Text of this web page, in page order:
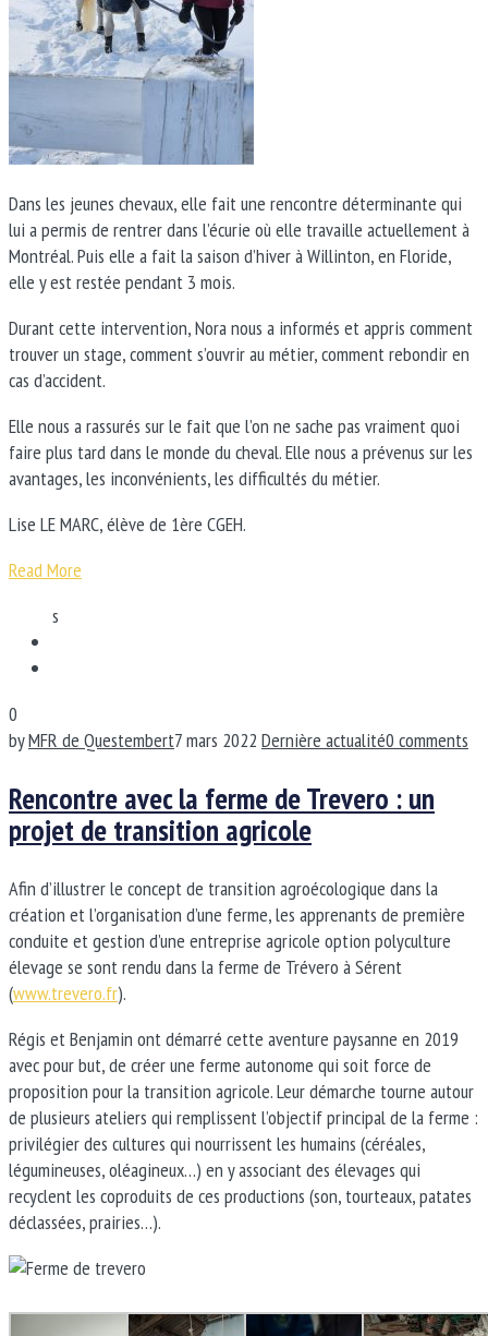
Dans les jeunes chevaux, elle fait une rencontre déterminante qui
lui a permis de rentrer dans l’écurie où elle travaille actuellement à
Montréal. Puis elle a fait la saison d’hiver à Willinton, en Floride,
elle y est restée pendant 3 mois.
Durant cette intervention, Nora nous a informés et appris comment
trouver un stage, comment s’ouvrir au métier, comment rebondir en
cas d’accident.
Elle nous a rassurés sur le fait que l’on ne sache pas vraiment quoi
faire plus tard dans le monde du cheval. Elle nous a prévenus sur les
avantages, les inconvénients, les difficultés du métier.
Lise LE MARC, élève de 1ère CGEH.
Read More
s
0
byMFR de Questembert7 mars 2022 Dernière actualité0 comments
Rencontre avec la ferme de Trevero : un
projet de transition agricole
Afin d’illustrer le concept de transition agroécologique dans la
création et l’organisation d’une ferme, les apprenants de première
conduite et gestion d’une entreprise agricole option polyculture
élevage se sont rendu dans la ferme de Trévero à Sérent
(www.trevero.fr).
Régis et Benjamin ont démarré cette aventure paysanne en 2019
avec pour but, de créer une ferme autonome qui soit force de
proposition pour la transition agricole. Leur démarche tourne autour
de plusieurs ateliers qui remplissent l’objectif principal de la ferme :
privilégier des cultures qui nourrissent les humains (céréales,
légumineuses, oléagineux…) en y associant des élevages qui
recyclent les coproduits de ces productions (son, tourteaux, patates
déclassées, prairies…).